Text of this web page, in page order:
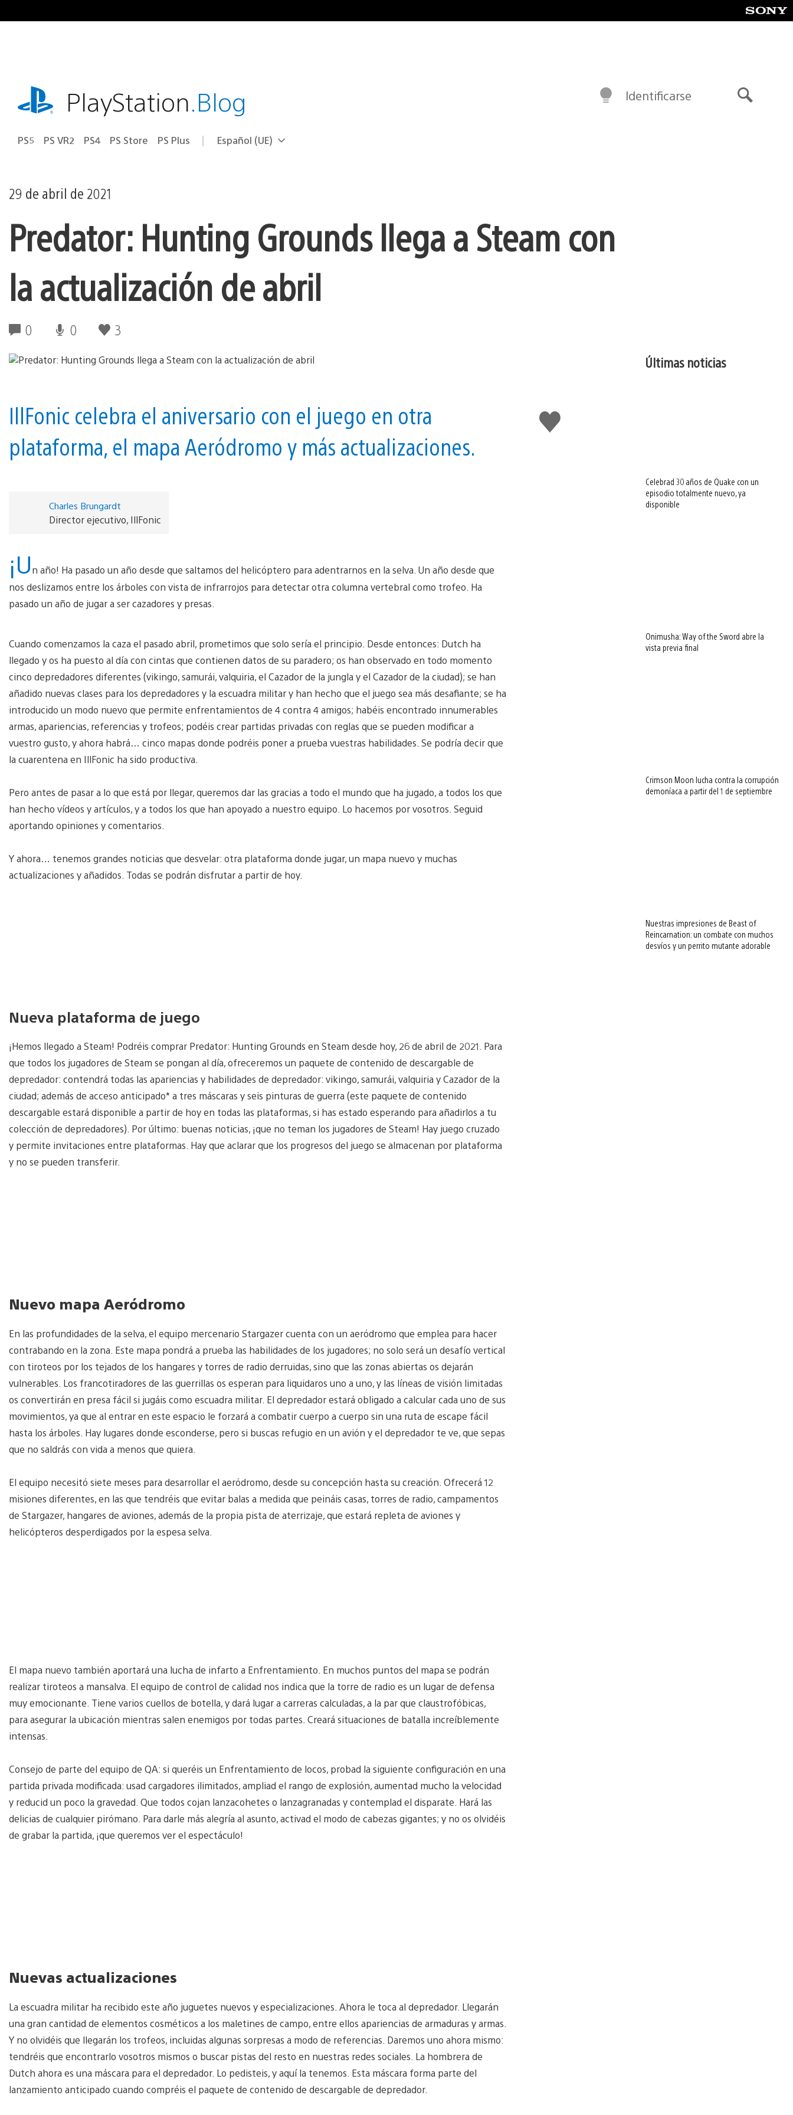
al
playstation.comPlayStation.Blog
PS5 PS VR2 PS4 PS Store PS Plus Selecciona
Región
Español (UE)
Identificarse
29 de abril de 2021
Predator: Hunting Grounds llega a Steam con
la actualización de abril
0 0 3
Me
gusta
esto
IllFonic celebra el aniversario con el juego en otra
plataforma, el mapa Aeródromo y más actualizaciones.
Charles Brungardt
Director ejecutivo, IllFonic
¡Un año! Ha pasado un año desde que saltamos del helicóptero para adentrarnos en la selva. Un año desde que
nos deslizamos entre los árboles con vista de infrarrojos para detectar otra columna vertebral como trofeo. Ha
pasado un año de jugar a ser cazadores y presas.
Cuando comenzamos la caza el pasado abril, prometimos que solo sería el principio. Desde entonces: Dutch ha
llegado y os ha puesto al día con cintas que contienen datos de su paradero; os han observado en todo momento
cinco depredadores diferentes (vikingo, samurái, valquiria, el Cazador de la jungla y el Cazador de la ciudad); se han
añadido nuevas clases para los depredadores y la escuadra militar y han hecho que el juego sea más desafiante; se ha
introducido un modo nuevo que permite enfrentamientos de 4 contra 4 amigos; habéis encontrado innumerables
armas, apariencias, referencias y trofeos; podéis crear partidas privadas con reglas que se pueden modificar a
vuestro gusto, y ahora habrá… cinco mapas donde podréis poner a prueba vuestras habilidades. Se podría decir que
la cuarentena en IllFonic ha sido productiva.
Pero antes de pasar a lo que está por llegar, queremos dar las gracias a todo el mundo que ha jugado, a todos los que
han hecho vídeos y artículos, y a todos los que han apoyado a nuestro equipo. Lo hacemos por vosotros. Seguid
aportando opiniones y comentarios.
Y ahora… tenemos grandes noticias que desvelar: otra plataforma donde jugar, un mapa nuevo y muchas
actualizaciones y añadidos. Todas se podrán disfrutar a partir de hoy.
Nueva plataforma de juego
¡Hemos llegado a Steam! Podréis comprar Predator: Hunting Grounds en Steam desde hoy, 26 de abril de 2021. Para
que todos los jugadores de Steam se pongan al día, ofreceremos un paquete de contenido de descargable de
depredador: contendrá todas las apariencias y habilidades de depredador: vikingo, samurái, valquiria y Cazador de la
ciudad; además de acceso anticipado* a tres máscaras y seis pinturas de guerra (este paquete de contenido
descargable estará disponible a partir de hoy en todas las plataformas, si has estado esperando para añadirlos a tu
colección de depredadores). Por último: buenas noticias, ¡que no teman los jugadores de Steam! Hay juego cruzado
y permite invitaciones entre plataformas. Hay que aclarar que los progresos del juego se almacenan por plataforma
y no se pueden transferir.
Nuevo mapa Aeródromo
En las profundidades de la selva, el equipo mercenario Stargazer cuenta con un aeródromo que emplea para hacer
contrabando en la zona. Este mapa pondrá a prueba las habilidades de los jugadores; no solo será un desafío vertical
con tiroteos por los tejados de los hangares y torres de radio derruidas, sino que las zonas abiertas os dejarán
vulnerables. Los francotiradores de las guerrillas os esperan para liquidaros uno a uno, y las líneas de visión limitadas
os convertirán en presa fácil si jugáis como escuadra militar. El depredador estará obligado a calcular cada uno de sus
movimientos, ya que al entrar en este espacio le forzará a combatir cuerpo a cuerpo sin una ruta de escape fácil
hasta los árboles. Hay lugares donde esconderse, pero si buscas refugio en un avión y el depredador te ve, que sepas
que no saldrás con vida a menos que quiera.
El equipo necesitó siete meses para desarrollar el aeródromo, desde su concepción hasta su creación. Ofrecerá 12
misiones diferentes, en las que tendréis que evitar balas a medida que peináis casas, torres de radio, campamentos
de Stargazer, hangares de aviones, además de la propia pista de aterrizaje, que estará repleta de aviones y
helicópteros desperdigados por la espesa selva.
El mapa nuevo también aportará una lucha de infarto a Enfrentamiento. En muchos puntos del mapa se podrán
realizar tiroteos a mansalva. El equipo de control de calidad nos indica que la torre de radio es un lugar de defensa
muy emocionante. Tiene varios cuellos de botella, y dará lugar a carreras calculadas, a la par que claustrofóbicas,
para asegurar la ubicación mientras salen enemigos por todas partes. Creará situaciones de batalla increíblemente
intensas.
Consejo de parte del equipo de QA: si queréis un Enfrentamiento de locos, probad la siguiente configuración en una
partida privada modificada: usad cargadores ilimitados, ampliad el rango de explosión, aumentad mucho la velocidad
y reducid un poco la gravedad. Que todos cojan lanzacohetes o lanzagranadas y contemplad el disparate. Hará las
delicias de cualquier pirómano. Para darle más alegría al asunto, activad el modo de cabezas gigantes; y no os olvidéis
de grabar la partida, ¡que queremos ver el espectáculo!
Nuevas actualizaciones
La escuadra militar ha recibido este año juguetes nuevos y especializaciones. Ahora le toca al depredador. Llegarán
una gran cantidad de elementos cosméticos a los maletines de campo, entre ellos apariencias de armaduras y armas.
Y no olvidéis que llegarán los trofeos, incluidas algunas sorpresas a modo de referencias. Daremos uno ahora mismo:
tendréis que encontrarlo vosotros mismos o buscar pistas del resto en nuestras redes sociales. La hombrera de
Dutch ahora es una máscara para el depredador. Lo pedisteis, y aquí la tenemos. Esta máscara forma parte del
lanzamiento anticipado cuando compréis el paquete de contenido de descargable de depredador.
Últimas noticias
Celebrad 30 años de Quake con un
episodio totalmente nuevo, ya
disponible
Onimusha: Way of the Sword abre la
vista previa final
Crimson Moon lucha contra la corrupción
demoníaca a partir del 1 de septiembre
Nuestras impresiones de Beast of
Reincarnation: un combate con muchos
desvíos y un perrito mutante adorable